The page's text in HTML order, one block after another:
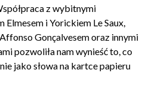
z wybitnymi
i Yorickiem Le Saux,
Gonçalvesem oraz innymi
pozwoliła nam wynieść to, co
jako słowa na kartce papieru